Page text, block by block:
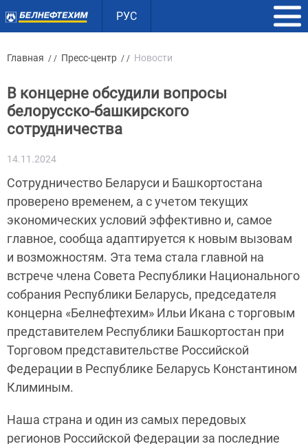
РУС
Главная / / Пресс-центр / / Новости
В концерне обсудили вопросы
белорусско-башкирского
сотрудничества
14.11.2024
Сотрудничество Беларуси и Башкортостана
проверено временем, а с учетом текущих
экономических условий эффективно и, самое
главное, сообща адаптируется к новым вызовам
и возможностям. Эта тема стала главной на
встрече члена Совета Республики Национального
собрания Республики Беларусь, председателя
концерна «Белнефтехим» Ильи Икана с торговым
представителем Республики Башкортостан при
Торговом представительстве Российской
Федерации в Республике Беларусь Константином
Климиным.
Наша страна и один из самых передовых
регионов Российской Федерации за последние